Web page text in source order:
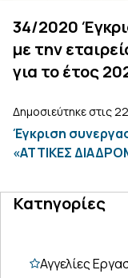
34/2020
με την
για το έτος
Δημοσιεύτηκε στις
Έγκριση
«ΑΤΤΙΚΕΣ
Κατηγορίες
Αγγελίες